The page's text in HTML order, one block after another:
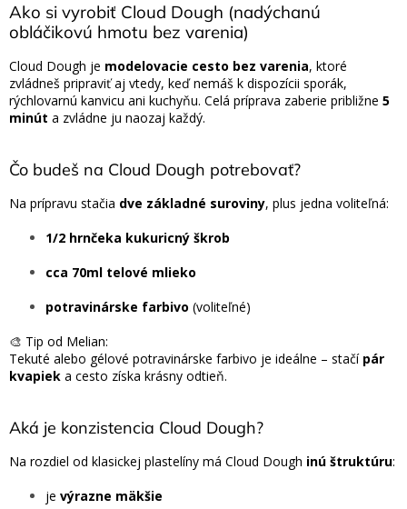
Ako si vyrobiť Cloud Dough (nadýchanú
obláčikovú hmotu bez varenia)
Cloud Dough je modelovacie cesto bez varenia, ktoré
zvládneš pripraviť aj vtedy, keď nemáš k dispozícii sporák,
rýchlovarnú kanvicu ani kuchyňu. Celá príprava zaberie približne 5
minút a zvládne ju naozaj každý.
Čo budeš na Cloud Dough potrebovať?
Na prípravu stačia dve základné suroviny, plus jedna voliteľná:
1/2 hrnčeka kukuricný škrob
cca 70ml telové mlieko
potravinárske farbivo (voliteľné)
🎨 Tip od Melian:
Tekuté alebo gélové potravinárske farbivo je ideálne – stačí pár
kvapiek a cesto získa krásny odtieň.
Aká je konzistencia Cloud Dough?
Na rozdiel od klasickej plastelíny má Cloud Dough inú štruktúru:
je výrazne mäkšie